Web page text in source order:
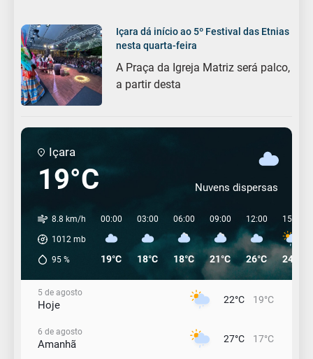
Içara dá início ao 5º Festival das Etnias
nesta quarta-feira
A Praça da Igreja Matriz será palco,
a partir desta
Içara
19°C Nuvens dispersas
8.8 km/h
1012 mb
95 %
00:00
19°C
03:00
18°C
06:00
18°C
09:00
21°C
12:00
26°C
15:00
24°C
5 de agosto
Hoje 22°C 19°C
6 de agosto
Amanhã 27°C 17°C